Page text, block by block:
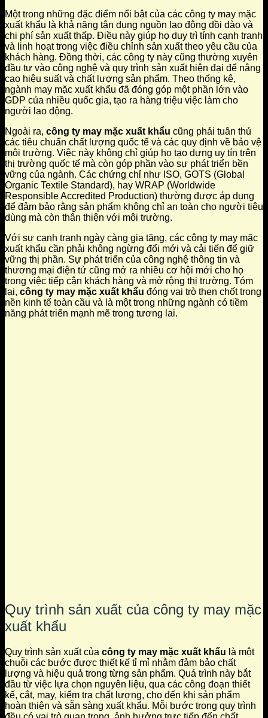
Một trong những đặc điểm nổi bật của các công ty may mặc
xuất khẩu là khả năng tận dụng nguồn lao động dồi dào và
chi phí sản xuất thấp. Điều này giúp họ duy trì tính cạnh tranh
và linh hoạt trong việc điều chỉnh sản xuất theo yêu cầu của
khách hàng. Đồng thời, các công ty này cũng thường xuyên
đầu tư vào công nghệ và quy trình sản xuất hiện đại để nâng
cao hiệu suất và chất lượng sản phẩm. Theo thống kê,
ngành may mặc xuất khẩu đã đóng góp một phần lớn vào
GDP của nhiều quốc gia, tạo ra hàng triệu việc làm cho
người lao động.
Ngoài ra, công ty may mặc xuất khẩu cũng phải tuân thủ
các tiêu chuẩn chất lượng quốc tế và các quy định về bảo vệ
môi trường. Việc này không chỉ giúp họ tạo dựng uy tín trên
thị trường quốc tế mà còn góp phần vào sự phát triển bền
vững của ngành. Các chứng chỉ như ISO, GOTS (Global
Organic Textile Standard), hay WRAP (Worldwide
Responsible Accredited Production) thường được áp dụng
để đảm bảo rằng sản phẩm không chỉ an toàn cho người tiêu
dùng mà còn thân thiện với môi trường.
Với sự cạnh tranh ngày càng gia tăng, các công ty may mặc
xuất khẩu cần phải không ngừng đổi mới và cải tiến để giữ
vững thị phần. Sự phát triển của công nghệ thông tin và
thương mại điện tử cũng mở ra nhiều cơ hội mới cho họ
trong việc tiếp cận khách hàng và mở rộng thị trường. Tóm
lại, công ty may mặc xuất khẩu đóng vai trò then chốt trong
nền kinh tế toàn cầu và là một trong những ngành có tiềm
năng phát triển mạnh mẽ trong tương lai.
Quy trình sản xuất của công ty may mặc
xuất khẩu
Quy trình sản xuất của công ty may mặc xuất khẩu là một
chuỗi các bước được thiết kế tỉ mỉ nhằm đảm bảo chất
lượng và hiệu quả trong từng sản phẩm. Quá trình này bắt
đầu từ việc lựa chọn nguyên liệu, qua các công đoạn thiết
kế, cắt, may, kiểm tra chất lượng, cho đến khi sản phẩm
hoàn thiện và sẵn sàng xuất khẩu. Mỗi bước trong quy trình